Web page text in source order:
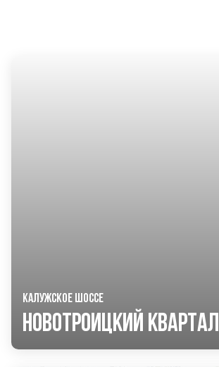
КАЛУЖСКОЕ ШОССЕ
Новотроицкий Квартал